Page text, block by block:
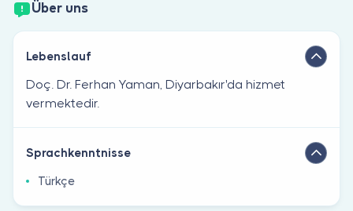
Über uns
Lebenslauf
Doç. Dr. Ferhan Yaman, Diyarbakır'da hizmet
vermektedir.
Sprachkenntnisse
Türkçe